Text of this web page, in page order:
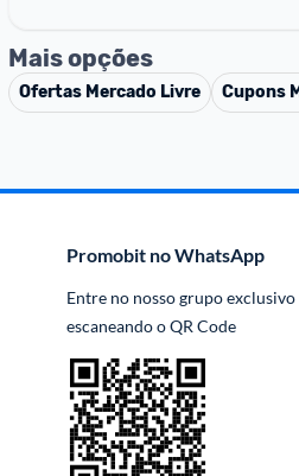
Mais opções
Ofertas Mercado Livre Cupons
Promobit no WhatsApp
Entre no nosso grupo exclusivo
escaneando o QR Code